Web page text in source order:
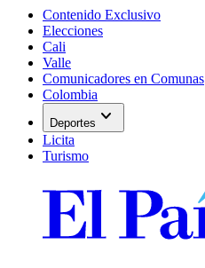
Contenido Exclusivo
Elecciones
Cali
Valle
Comunicadores en Comunas
Colombia
Deportes expand_more
Licita
Turismo